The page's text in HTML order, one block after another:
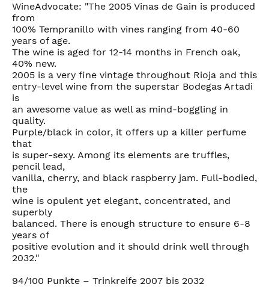
WineAdvocate: "The 2005 Vinas de Gain is produced
from
100% Tempranillo with vines ranging from 40-60
years of age.
The wine is aged for 12-14 months in French oak,
40% new.
2005 is a very fine vintage throughout Rioja and this
entry-level wine from the superstar Bodegas Artadi
is
an awesome value as well as mind-boggling in
quality.
Purple/black in color, it offers up a killer perfume
that
is super-sexy. Among its elements are truffles,
pencil lead,
vanilla, cherry, and black raspberry jam. Full-bodied,
the
wine is opulent yet elegant, concentrated, and
superbly
balanced. There is enough structure to ensure 6-8
years of
positive evolution and it should drink well through
2032."
94/100 Punkte – Trinkreife 2007 bis 2032